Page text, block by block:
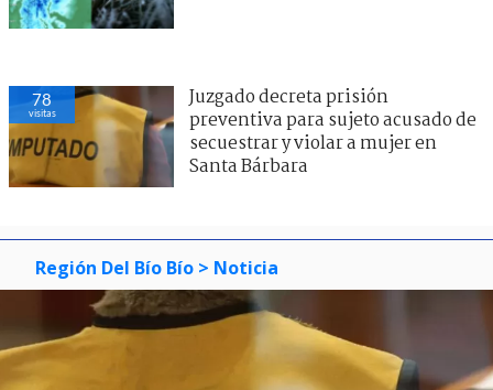
78
visitas
Juzgado decreta prisión
preventiva para sujeto acusado de
secuestrar y violar a mujer en
Santa Bárbara
Región Del Bío Bío > Noticia